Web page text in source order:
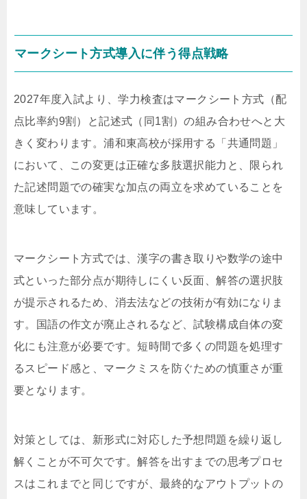
マークシート方式導入に伴う得点戦略
2027年度入試より、学力検査はマークシート方式（配
点比率約9割）と記述式（同1割）の組み合わせへと大
きく変わります。浦和東高校が採用する「共通問題」
において、この変更は正確な多肢選択能力と、限られ
た記述問題での確実な加点の両立を求めていることを
意味しています。
マークシート方式では、漢字の書き取りや数学の途中
式といった部分点が期待しにくい反面、解答の選択肢
が提示されるため、消去法などの技術が有効になりま
す。国語の作文が廃止されるなど、試験構成自体の変
化にも注意が必要です。短時間で多くの問題を処理す
るスピード感と、マークミスを防ぐための慎重さが重
要となります。
対策としては、新形式に対応した予想問題を繰り返し
解くことが不可欠です。解答を出すまでの思考プロセ
スはこれまでと同じですが、最終的なアウトプットの